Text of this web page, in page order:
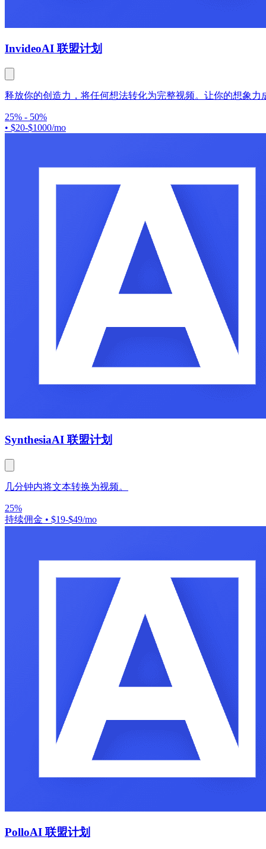
InvideoAI 联盟计划
释放你的创造力，将任何想法转化为完整视频。让你的想象力
25% - 50%
• $20-$1000/mo
SynthesiaAI 联盟计划
几分钟内将文本转换为视频。
25%
持续佣金 • $19-$49/mo
PolloAI 联盟计划